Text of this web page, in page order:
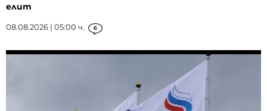
елит
08.08.2026 | 05:00 ч. 6